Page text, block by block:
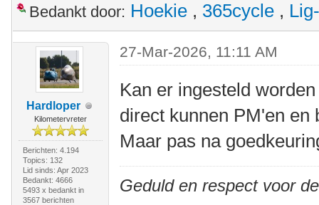
Bedankt door: Hoekie , 365cycle ,
Hardloper
Kilometervreter
Berichten: 4.194
Topics: 132
Lid sinds: Apr 2023
Bedankt: 4666
5493 x bedankt in
3567 berichten
27-Mar-2026, 11:11 AM
Kan er ingesteld
direct kunnen PM'en en
Maar pas na
Geduld en respect voor